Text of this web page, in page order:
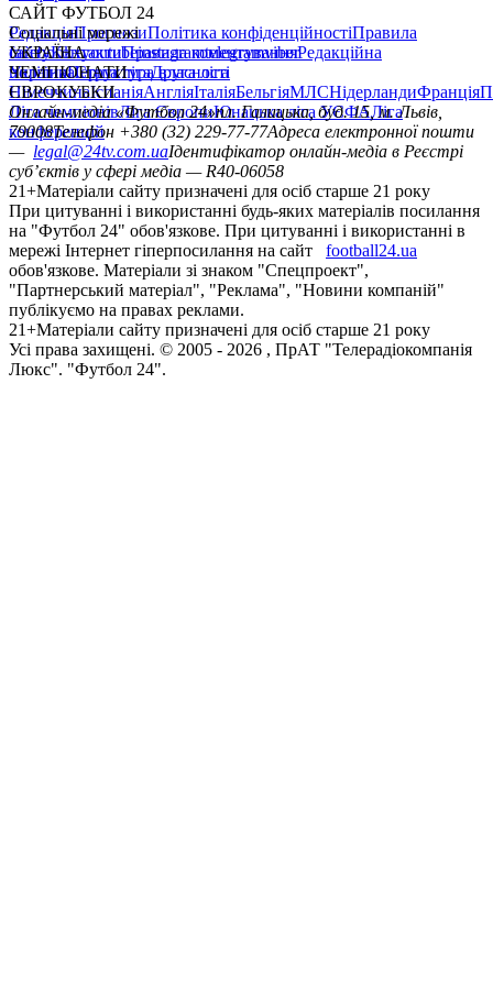
САЙТ ФУТБОЛ 24
РедакціяПрогнозиПолітика конфіденційностіПравила
сайтуКонтактиПравила коментуванняРедакційна
політикаСтруктура власності
Соціальні мережі
facebookxyoutubeinstagramtelegramviber
УКРАЇНА
УкраїнаПерша лігаДруга ліга
ЧЕМПІОНАТИ
НімеччинаІспаніяАнгліяІталіяБельгіяМЛСНідерландиФранція
ЄВРОКУБКИ
Ліга чемпіонівЛіга ЄвропиЮнацька ліга УЄФАЛіга
конференцій
Онлайн-медіа «Футбол 24»пл. Галицька, буд. 15, м. Львів,
79008Телефон +380 (32) 229-77-77Адреса електронної пошти
— legal@24tv.com.uaІдентифікатор онлайн-медіа в Реєстрі
суб’єктів у сфері медіа — R40-06058
21+Матеріали сайту призначені для осіб старше 21 року
При цитуванні і використанні будь-яких матеріалів посилання
на "Футбол 24" обов'язкове. При цитуванні і використанні в
мережі Інтернет гіперпосилання на сайт
football24.ua
обов'язкове. Матеріали зі знаком "Спецпроект",
"Партнерський матеріал", "Реклама", "Новини компаній"
публікуємо на правах реклами.
21+Матеріали сайту призначені для осіб старше 21 року
Усi права захищенi. © 2005 - 2026 , ПрАТ "Телерадіокомпанія
Люкс". "Футбол 24".